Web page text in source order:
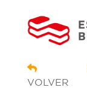
VOLVER